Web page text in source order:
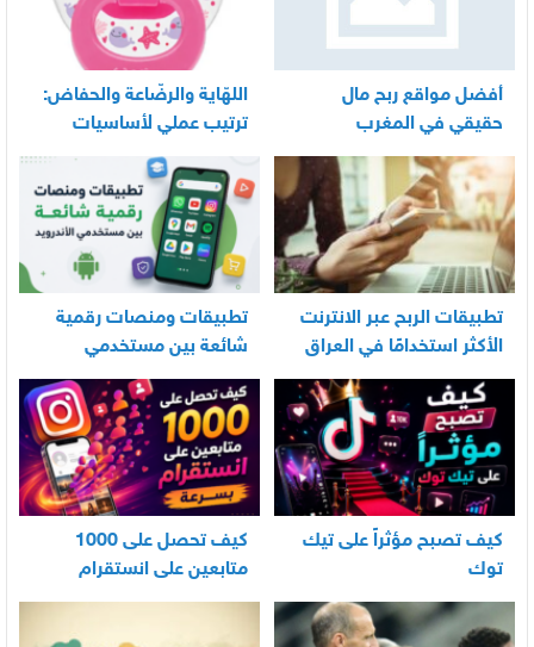
أفضل مواقع ربح مال
حقيقي في المغرب
اللهّاية والرضّاعة والحفاض:
ترتيب عملي لأساسيات
العناية اليومية بالرضيع
تطبيقات الربح عبر الانترنت
الأكثر استخدامًا في العراق
تطبيقات ومنصات رقمية
شائعة بين مستخدمي
الأندرويد
كيف تصبح مؤثراً على تيك
توك
كيف تحصل على 1000
متابعين على انستقرام
بسرعة